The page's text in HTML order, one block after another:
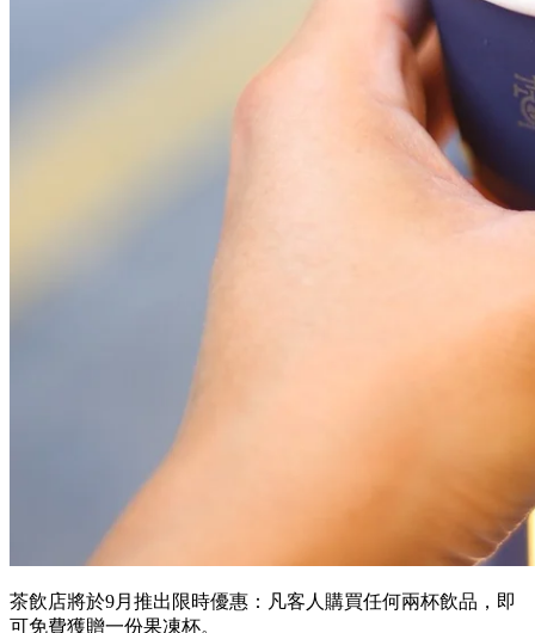
茶飲店將於9月推出限時優惠：凡客人購買任何兩杯飲品，即
可免費獲贈一份果凍杯。